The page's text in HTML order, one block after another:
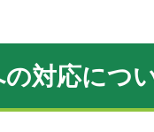
対応につ